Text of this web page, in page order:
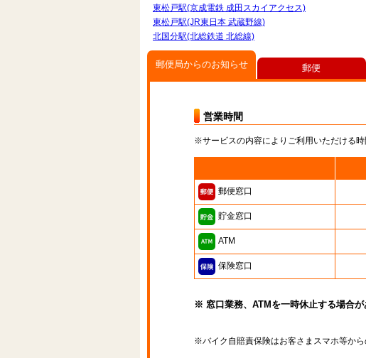
東松戸駅(京成電鉄 成田スカイアクセス)
東松戸駅(JR東日本 武蔵野線)
北国分駅(北総鉄道 北総線)
郵便局からのお知らせ
営業時間
※サービスの内容によりご利用いただける
郵便窓口
貯金窓口
ATM
保険窓口
※ 窓口業務、ATMを一時休止する場合が
※バイク自賠責保険はお客さまスマホ等から
郵便